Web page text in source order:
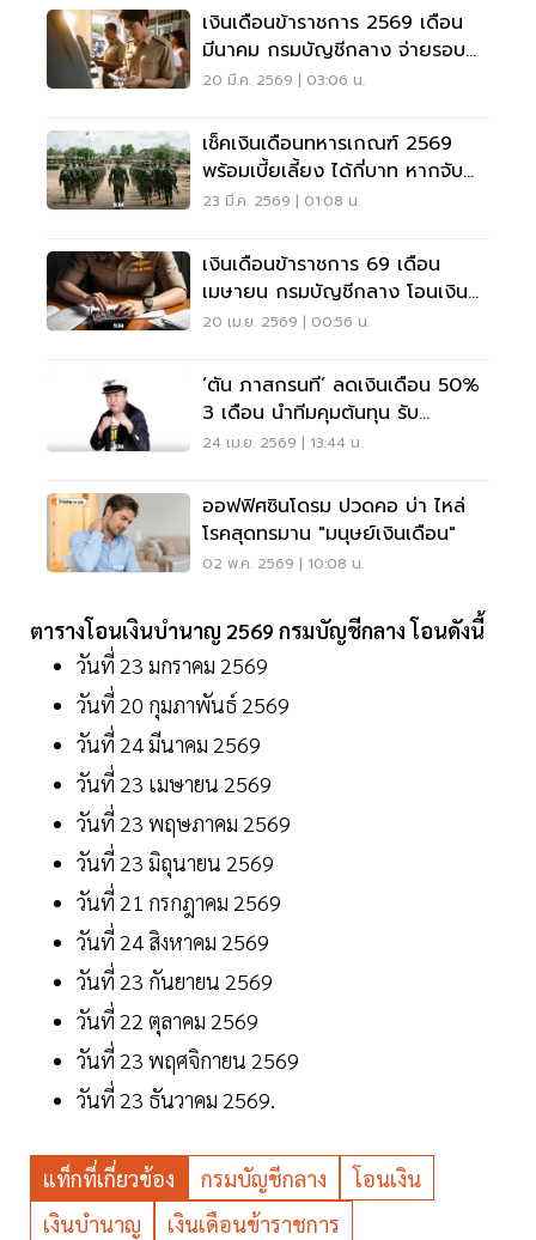
เงินเดือนข้าราชการ 2569 เดือน
มีนาคม กรมบัญชีกลาง จ่ายรอบ
สองออกวันไหน?
20 มี.ค. 2569 | 03:06 น.
เช็คเงินเดือนทหารเกณฑ์ 2569
พร้อมเบี้ยเลี้ยง ได้กี่บาท หากจับ
สลากได้ใบแดง
23 มี.ค. 2569 | 01:08 น.
เงินเดือนข้าราชการ 69 เดือน
เมษายน กรมบัญชีกลาง โอนเงิน
รอบ 2 เข้าบัญชีกี่โมง
20 เม.ย. 2569 | 00:56 น.
‘ตัน ภาสกรนที’ ลดเงินเดือน 50%
3 เดือน นำทีมคุมต้นทุน รับ
เศรษฐกิจผันผวน
24 เม.ย. 2569 | 13:44 น.
ออฟฟิศซินโดรม ปวดคอ บ่า ไหล่
โรคสุดทรมาน "มนุษย์เงินเดือน"
02 พ.ค. 2569 | 10:08 น.
ตารางโอนเงินบำนาญ 2569 กรมบัญชีกลาง โอนดังนี้
วันที่ 23 มกราคม 2569
วันที่ 20 กุมภาพันธ์ 2569
วันที่ 24 มีนาคม 2569
วันที่ 23 เมษายน 2569
วันที่ 23 พฤษภาคม 2569
วันที่ 23 มิถุนายน 2569
วันที่ 21 กรกฎาคม 2569
วันที่ 24 สิงหาคม 2569
วันที่ 23 กันยายน 2569
วันที่ 22 ตุลาคม 2569
วันที่ 23 พฤศจิกายน 2569
วันที่ 23 ธันวาคม 2569.
แท็กที่เกี่ยวข้อง กรมบัญชีกลาง
โอนเงิน
เงินบำนาญ
เงินเดือนข้าราชการ